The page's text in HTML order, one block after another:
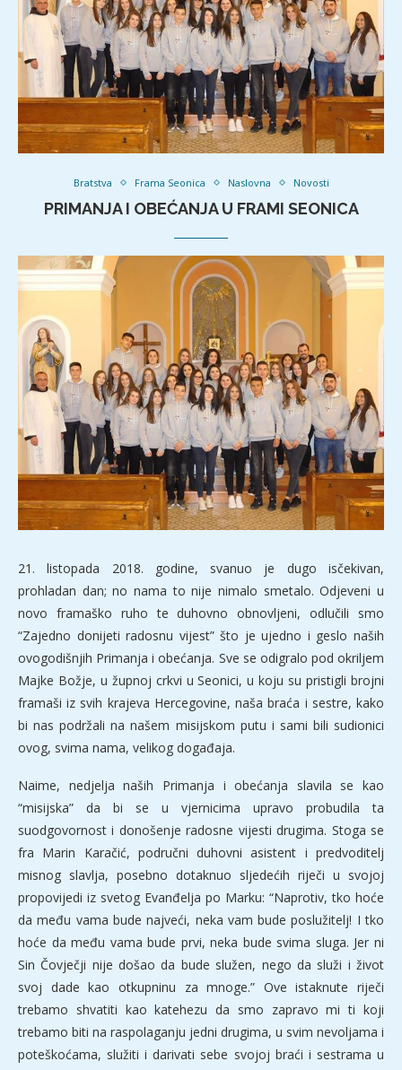
Bratstva Frama Seonica Naslovna Novosti
PRIMANJA I OBEĆANJA U FRAMI SEONICA
21. listopada 2018. godine, svanuo je dugo isčekivan,
prohladan dan; no nama to nije nimalo smetalo. Odjeveni u
novo framaško ruho te duhovno obnovljeni, odlučili smo
“Zajedno donijeti radosnu vijest” što je ujedno i geslo naših
ovogodišnjih Primanja i obećanja. Sve se odigralo pod okriljem
Majke Božje, u župnoj crkvi u Seonici, u koju su pristigli brojni
framaši iz svih krajeva Hercegovine, naša braća i sestre, kako
bi nas podržali na našem misijskom putu i sami bili sudionici
ovog, svima nama, velikog događaja.
Naime, nedjelja naših Primanja i obećanja slavila se kao
“misijska” da bi se u vjernicima upravo probudila ta
suodgovornost i donošenje radosne vijesti drugima. Stoga se
fra Marin Karačić, područni duhovni asistent i predvoditelj
misnog slavlja, posebno dotaknuo sljedećih riječi u svojoj
propovijedi iz svetog Evanđelja po Marku: “Naprotiv, tko hoće
da među vama bude najveći, neka vam bude poslužitelj! I tko
hoće da među vama bude prvi, neka bude svima sluga. Jer ni
Sin Čovječji nije došao da bude služen, nego da služi i život
svoj dade kao otkupninu za mnoge.” Ove istaknute riječi
trebamo shvatiti kao katehezu da smo zapravo mi ti koji
trebamo biti na raspolaganju jedni drugima, u svim nevoljama i
poteškoćama, služiti i darivati sebe svojoj braći i sestrama u